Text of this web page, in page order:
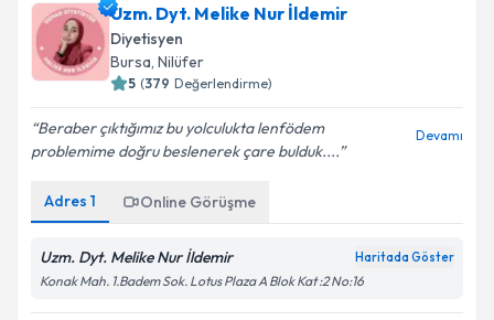
Uzm. Dyt. Melike Nur İldemir
Diyetisyen
Bursa, Nilüfer
5 (379 Değerlendirme)
Beraber çıktığımız bu yolculukta lenfödem
problemime doğru beslenerek çare bulduk....
Devamı
Adres 1 Online Görüşme
Uzm. Dyt. Melike Nur İldemir Haritada Göster
Konak Mah. 1.Badem Sok. Lotus Plaza A Blok Kat :2 No:16